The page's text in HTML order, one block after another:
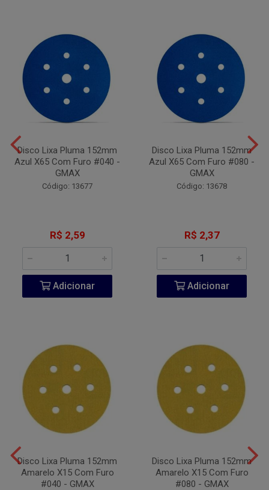
Disco Lixa Pluma 152mm
Azul X65 Com Furo #040 -
GMAX
Código: 13677
R$ 2,59
Adicionar
Disco Lixa Pluma 152mm
Azul X65 Com Furo #080 -
GMAX
Código: 13678
R$ 2,37
Adicionar
Disco Lixa Pluma 152mm
Amarelo X15 Com Furo
#040 - GMAX
Disco Lixa Pluma 152mm
Amarelo X15 Com Furo
#080 - GMAX